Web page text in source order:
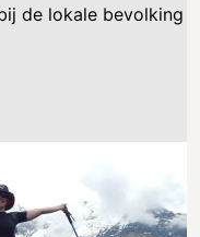
de lokale bevolking